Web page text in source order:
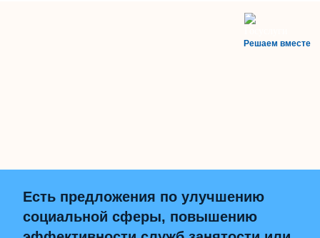
Решаем вместе
Есть предложения по улучшению
социальной сферы, повышению